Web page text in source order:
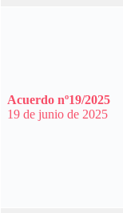
Acuerdo nº19/2025
19 de junio de 2025